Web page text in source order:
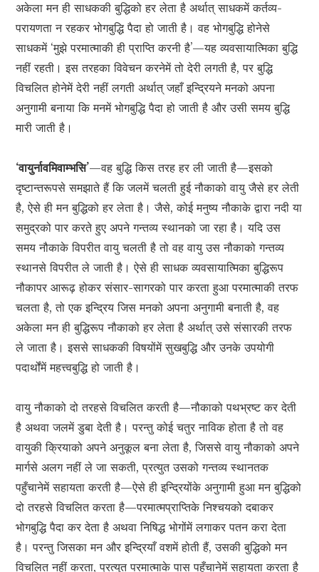
अकेला मन ही साधककी बुद्धिको हर लेता है अर्थात् साधकमें कर्तव्य-
परायणता न रहकर भोगबुद्धि पैदा हो जाती है। वह भोगबुद्धि होनेसे
साधकमें ‘मुझे परमात्माकी ही प्राप्ति करनी है’—यह व्यवसायात्मिका बुद्धि
नहीं रहती। इस तरहका विवेचन करनेमें तो देरी लगती है, पर बुद्धि
विचलित होनेमें देरी नहीं लगती अर्थात् जहाँ इन्द्रियने मनको अपना
अनुगामी बनाया कि मनमें भोगबुद्धि पैदा हो जाती है और उसी समय बुद्धि
मारी जाती है।
‘वायुर्नावमिवाम्भसि’—वह बुद्धि किस तरह हर ली जाती है—इसको
दृष्टान्तरूपसे समझाते हैं कि जलमें चलती हुई नौकाको वायु जैसे हर लेती
है, ऐसे ही मन बुद्धिको हर लेता है। जैसे, कोई मनुष्य नौकाके द्वारा नदी या
समुद्रको पार करते हुए अपने गन्तव्य स्थानको जा रहा है। यदि उस
समय नौकाके विपरीत वायु चलती है तो वह वायु उस नौकाको गन्तव्य
स्थानसे विपरीत ले जाती है। ऐसे ही साधक व्यवसायात्मिका बुद्धिरूप
नौकापर आरूढ़ होकर संसार-सागरको पार करता हुआ परमात्माकी तरफ
चलता है, तो एक इन्द्रिय जिस मनको अपना अनुगामी बनाती है, वह
अकेला मन ही बुद्धिरूप नौकाको हर लेता है अर्थात् उसे संसारकी तरफ
ले जाता है। इससे साधककी विषयोंमें सुखबुद्धि और उनके उपयोगी
पदार्थोंमें महत्त्वबुद्धि हो जाती है।
वायु नौकाको दो तरहसे विचलित करती है—नौकाको पथभ्रष्ट कर देती
है अथवा जलमें डुबा देती है। परन्तु कोई चतुर नाविक होता है तो वह
वायुकी क्रियाको अपने अनुकूल बना लेता है, जिससे वायु नौकाको अपने
मार्गसे अलग नहीं ले जा सकती, प्रत्युत उसको गन्तव्य स्थानतक
पहुँचानेमें सहायता करती है—ऐसे ही इन्द्रियोंके अनुगामी हुआ मन बुद्धिको
दो तरहसे विचलित करता है—परमात्मप्राप्तिके निश्चयको दबाकर
भोगबुद्धि पैदा कर देता है अथवा निषिद्ध भोगोंमें लगाकर पतन करा देता
है। परन्तु जिसका मन और इन्द्रियाँ वशमें होती हैं, उसकी बुद्धिको मन
विचलित नहीं करता, प्रत्युत परमात्माके पास पहुँचानेमें सहायता करता है